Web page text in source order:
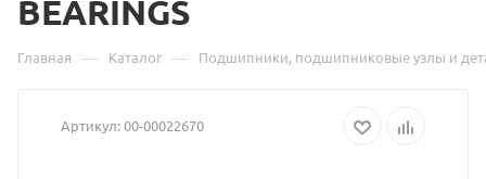
1726208
RRP6
BEARINGS
Главная — Каталог — Подшипники, подшипниковые узлы и
Артикул:00-00022670